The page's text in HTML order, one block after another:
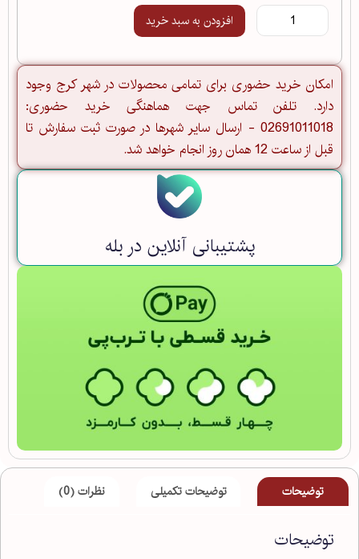
افزودن به سبد خرید
امکان خرید حضوری برای تمامی محصولات در شهر کرج وجود
دارد. تلفن تماس جهت هماهنگی خرید حضوری:
02691011018 - ارسال سایر شهرها در صورت ثبت سفارش تا
قبل از ساعت 12 همان روز انجام خواهد شد.
پشتیبانی آنلاین در بله
توضیحات توضیحات تکمیلی نظرات (0)
توضیحات